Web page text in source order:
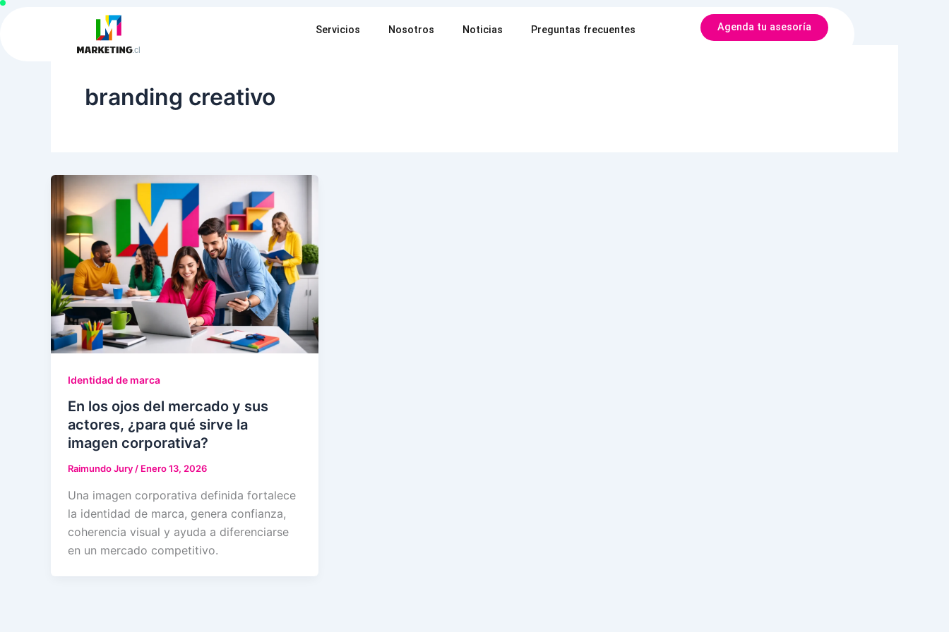
Ir
Servicios Nosotros Noticias Preguntas frecuentes Agenda tu asesoría
branding creativo
Identidad de marca
En los ojos del mercado y sus
actores, ¿para qué sirve la
imagen corporativa?
Raimundo Jury/ Enero 13, 2026
Una imagen corporativa definida fortalece
la identidad de marca, genera confianza,
coherencia visual y ayuda a diferenciarse
en un mercado competitivo.